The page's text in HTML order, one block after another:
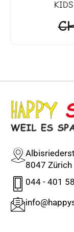
8047 Zürich
044 - 401